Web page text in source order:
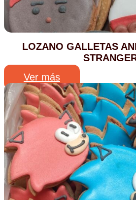
LOZANO GALLETAS
Ver más